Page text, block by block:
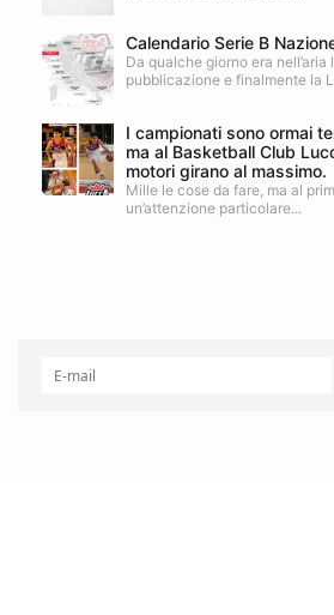
Calendario Serie B
Da qualche giorno era nell’aria
pubblicazione e finalmente la
I campionati sono ormai
ma al Basketball Club
motori girano al massimo.
Mille le cose da fare, ma al
un’attenzione particolare...